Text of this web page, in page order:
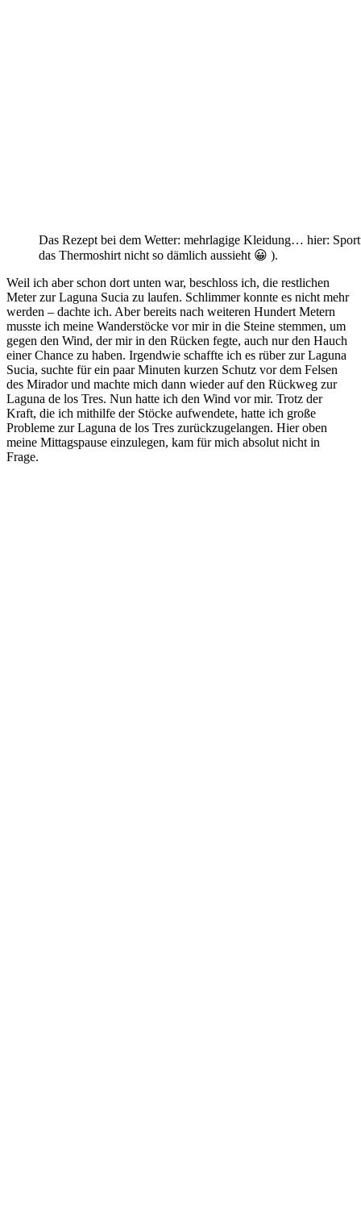
Das Rezept bei dem Wetter: mehrlagige Kleidung… hier:
das Thermoshirt nicht so dämlich aussieht 😀 ).
Weil ich aber schon dort unten war, beschloss ich, die restlichen
Meter zur Laguna Sucia zu laufen. Schlimmer konnte es nicht mehr
werden – dachte ich. Aber bereits nach weiteren Hundert Metern
musste ich meine Wanderstöcke vor mir in die Steine stemmen, um
gegen den Wind, der mir in den Rücken fegte, auch nur den Hauch
einer Chance zu haben. Irgendwie schaffte ich es rüber zur Laguna
Sucia, suchte für ein paar Minuten kurzen Schutz vor dem Felsen
des Mirador und machte mich dann wieder auf den Rückweg zur
Laguna de los Tres. Nun hatte ich den Wind vor mir. Trotz der
Kraft, die ich mithilfe der Stöcke aufwendete, hatte ich große
Probleme zur Laguna de los Tres zurückzugelangen. Hier oben
meine Mittagspause einzulegen, kam für mich absolut nicht in
Frage.